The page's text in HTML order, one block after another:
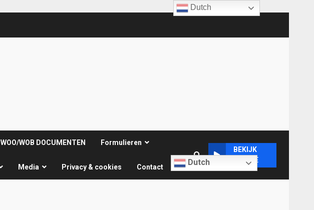
WOO/WOB DOCUMENTEN Formulieren
Media Privacy & cookies Contact Dutch
BEKIJK
ONLINE
Dutch